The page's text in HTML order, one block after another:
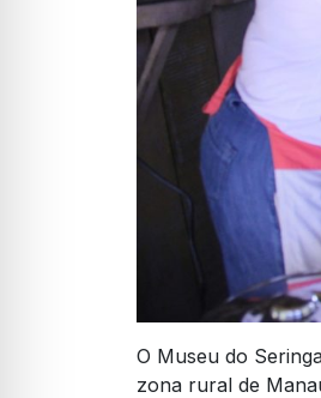
O Museu do
zona rural de